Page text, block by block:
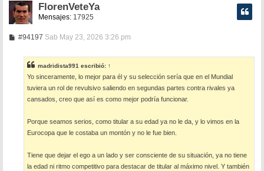
FlorenVeteYa
Mensajes: 17925
#94197M
a
j
e
Sab May 23, 2026 3:26 pm
madridista991 escribió: ↑
Yo sinceramente, lo mejor para él y su selección sería que en el Mundial
tuviera un rol de revulsivo saliendo en segundas partes contra rivales ya
cansados, creo que así es como mejor podría funcionar.
Porque seamos serios, como titular a su edad ya no le da, y lo vimos en la
Eurocopa que le costaba un montón y no le fue bien.
Tiene que dejar el ego a un lado y ser consciente de su situación, ya no tiene
la edad ni ritmo competitivo para destacar de titular al máximo nivel. Y también